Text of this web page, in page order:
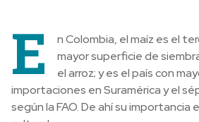
E
n Colombia, el maíz es el
mayor superficie de
el arroz; y es el país con
importaciones en Suramérica y el
según la FAO. De ahí su importancia